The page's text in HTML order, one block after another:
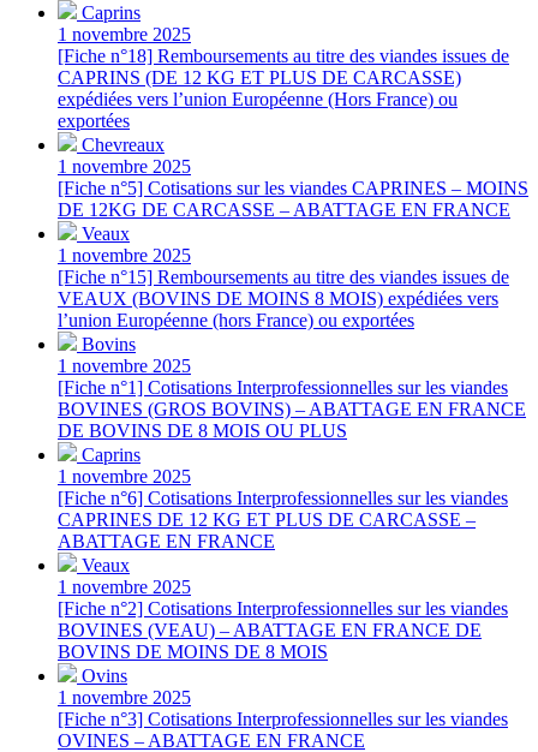
Caprins
1 novembre 2025
[Fiche n°18] Remboursements au titre des viandes issues de
CAPRINS (DE 12 KG ET PLUS DE CARCASSE)
expédiées vers l’union Européenne (Hors France) ou
exportées
Chevreaux
1 novembre 2025
[Fiche n°5] Cotisations sur les viandes CAPRINES – MOINS
DE 12KG DE CARCASSE – ABATTAGE EN FRANCE
Veaux
1 novembre 2025
[Fiche n°15] Remboursements au titre des viandes issues de
VEAUX (BOVINS DE MOINS 8 MOIS) expédiées vers
l’union Européenne (hors France) ou exportées
Bovins
1 novembre 2025
[Fiche n°1] Cotisations Interprofessionnelles sur les viandes
BOVINES (GROS BOVINS) – ABATTAGE EN FRANCE
DE BOVINS DE 8 MOIS OU PLUS
Caprins
1 novembre 2025
[Fiche n°6] Cotisations Interprofessionnelles sur les viandes
CAPRINES DE 12 KG ET PLUS DE CARCASSE –
ABATTAGE EN FRANCE
Veaux
1 novembre 2025
[Fiche n°2] Cotisations Interprofessionnelles sur les viandes
BOVINES (VEAU) – ABATTAGE EN FRANCE DE
BOVINS DE MOINS DE 8 MOIS
Ovins
1 novembre 2025
[Fiche n°3] Cotisations Interprofessionnelles sur les viandes
OVINES – ABATTAGE EN FRANCE